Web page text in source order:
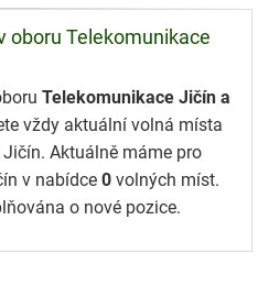
oboru Telekomunikace
Telekomunikace Jičín a
vždy aktuální volná místa
Aktuálně máme pro
v nabídce 0 volných míst.
o nové pozice.